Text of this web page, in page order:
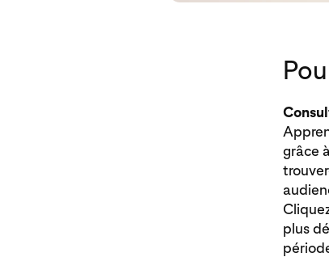
grâce
plus